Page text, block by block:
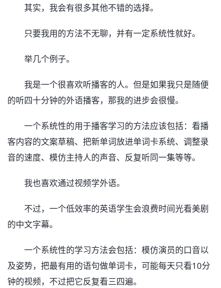
其实，我会有很多其他不错的选择。
只要我用的方法不无聊，并有一定系统性就好。
举几个例子。
我是一个很喜欢听播客的人。但是如果我只是随便
的听四十分钟的外语播客，那我的进步会很慢。
一个系统性的用于播客学习的方法应该包括：看播
客内容的文案草稿、把新单词放进单词卡系统、调整录
音的速度、模仿主持人的声音、反复听同一集等等。
我也喜欢通过视频学外语。
不过，一个低效率的英语学生会浪费时间光看美剧
的中文字幕。
一个系统性的学习方法会包括：模仿演员的口音以
及姿势，把最有用的语句做单词卡，可能每天只看10分
钟的视频，不过把它反复看三四遍。